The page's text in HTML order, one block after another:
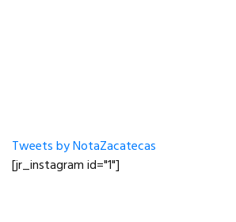
Tweets by NotaZacatecas
[jr_instagram id="1"]